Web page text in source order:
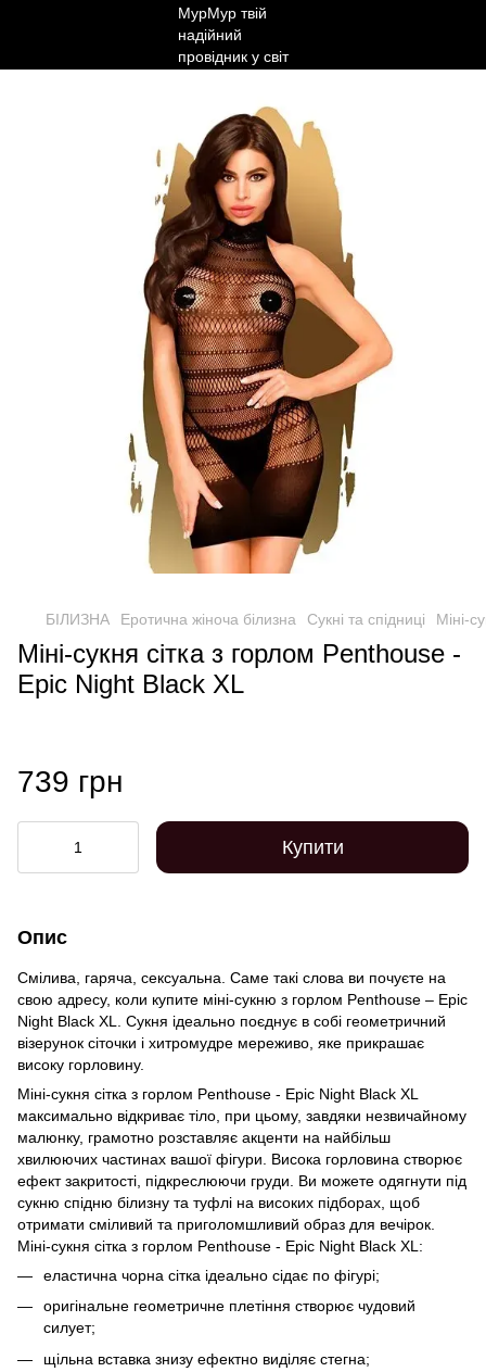
БІЛИЗНА Еротична жіноча білизна Сукні та спідниці Міні-
Міні-сукня сітка з горлом Penthouse -
Epic Night Black XL
739 грн
Купити
Опис
Смілива, гаряча, сексуальна. Саме такі слова ви почуєте на
свою адресу, коли купите міні-сукню з горлом Penthouse – Epic
Night Black XL. Сукня ідеально поєднує в собі геометричний
візерунок сіточки і хитромудре мереживо, яке прикрашає
високу горловину.
Міні-сукня сітка з горлом Penthouse - Epic Night Black XL
максимально відкриває тіло, при цьому, завдяки незвичайному
малюнку, грамотно розставляє акценти на найбільш
хвилюючих частинах вашої фігури. Висока горловина створює
ефект закритості, підкреслюючи груди. Ви можете одягнути під
сукню спідню білизну та туфлі на високих підборах, щоб
отримати сміливий та приголомшливий образ для вечірок.
Міні-сукня сітка з горлом Penthouse - Epic Night Black XL:
еластична чорна сітка ідеально сідає по фігурі;
оригінальне геометричне плетіння створює чудовий
силует;
щільна вставка знизу ефектно виділяє стегна;